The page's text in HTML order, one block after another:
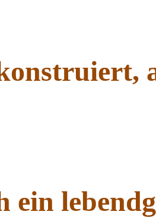
ein